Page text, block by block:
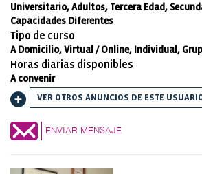
Universitario, Adultos, Tercera Edad,
Capacidades Diferentes
Tipo de curso
A Domicilio, Virtual / Online, Individual,
Horas diarias disponibles
A convenir
VER OTROS ANUNCIOS DE ESTE
ENVIAR MENSAJE